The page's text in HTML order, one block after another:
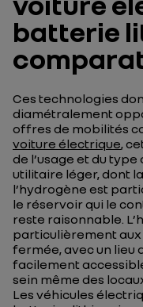
batterie
Ces technologies
diamétralement
offres de mobilités
voiture électrique,
de l’usage et du
utilitaire léger, dont
l’hydrogène est
le réservoir qui le
reste raisonnable.
particulièrement
fermée, avec un lieu
facilement
sein même des
Les véhicules